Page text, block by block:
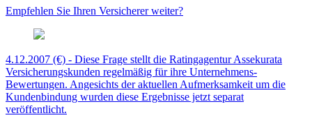
Empfehlen Sie Ihren Versicherer weiter?
4.12.2007 (€) - Diese Frage stellt die Ratingagentur Assekurata
Versicherungskunden regelmäßig für ihre Unternehmens-
Bewertungen. Angesichts der aktuellen Aufmerksamkeit um die
Kundenbindung wurden diese Ergebnisse jetzt separat
veröffentlicht.